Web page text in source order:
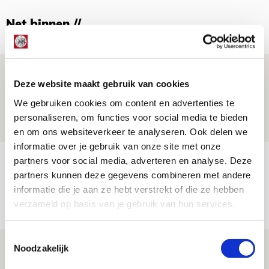
Deze website maakt gebruik van cookies
We gebruiken cookies om content en advertenties te
personaliseren, om functies voor social media te bieden
en om ons websiteverkeer te analyseren. Ook delen we
informatie over je gebruik van onze site met onze
partners voor social media, adverteren en analyse. Deze
partners kunnen deze gegevens combineren met andere
informatie die je aan ze hebt verstrekt of die ze hebben
verzameld op basis van je gebruik van hun services.
Noodzakelijk
Net binnen //
de Johan Cruijff Arena?
07 AUGUSTUS 2026 - 00:36
NIEUWS
Trotse Klaassen: ‘Vierhonderd duels
voor mijn club is heel speciaal’
06 AUGUSTUS 2026 - 23:43
Ajax zet Shelbourne eenvoudig opzij en